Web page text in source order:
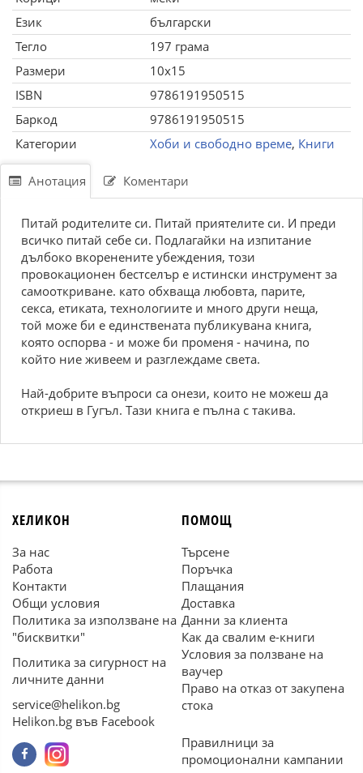
Език
български
Тегло
197 грама
Размери
10x15
ISBN
9786191950515
Баркод
9786191950515
Категории
Хоби и свободно време, Книги
Анотация Коментари
Питай родителите си. Питай приятелите си. И преди
всичко питай себе си. Подлагайки на изпитание
дълбоко вкоренените убеждения, този
провокационен бестселър е истински инструмент за
самооткриване. като обхваща любовта, парите,
секса, етиката, технологиите и много други неща,
той може би е единствената публикувана книга,
която оспорва - и може би променя - начина, по
който ние живеем и разглеждаме света.
Най-добрите въпроси са онези, които не можеш да
откриеш в Гугъл. Тази книга е пълна с такива.
ХЕЛИКОН
За нас
Работа
Контакти
Общи условия
Политика за използване на
"бисквитки"
Политика за сигурност на
личните данни
service@helikon.bg
Helikon.bg във Facebook
ПОМОЩ
Търсене
Поръчка
Плащания
Доставка
Данни за клиента
Как да свалим е-книги
Условия за ползване на
ваучер
Право на отказ от закупена
стока
Правилници за
промоционални кампании